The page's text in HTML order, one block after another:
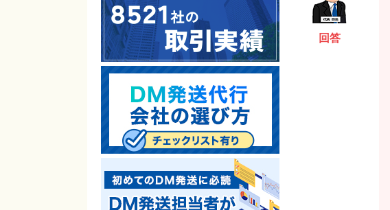
回答